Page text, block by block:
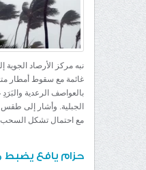
نبه مركز الأرصاد الجوية
غائمة مع سقوط أمطار
بالعواصف الرعدية
الجبلية. وأشار إلى طقس
مع احتمال تشكل السحب
حزام يافع يضبط